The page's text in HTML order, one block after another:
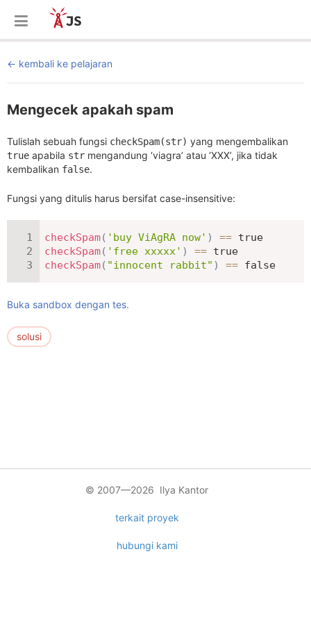
kembali ke pelajaran
Mengecek apakah spam
Tulislah sebuah fungsi checkSpam(str) yang mengembalikan
true apabila str mengandung ‘viagra’ atau ‘XXX’, jika tidak
kembalikan false.
Fungsi yang ditulis harus bersifat case-insensitive:
checkSpam( 'buy ViAgRA now' ) == true
checkSpam( 'free xxxxx' ) == true
checkSpam( "innocent rabbit" ) == false
Buka sandbox dengan tes.
solusi
© 2007—2026 Ilya Kantor
terkait proyek
hubungi kami